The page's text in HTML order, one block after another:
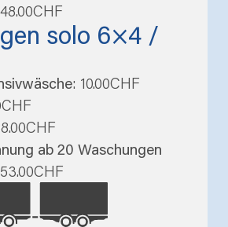
solo 6×4 /
: 10.00CHF
ab 20 Waschungen